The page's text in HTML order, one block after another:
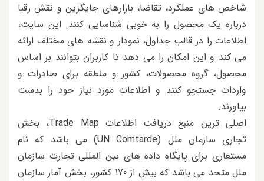
شاخص های عملکرد، تقاضا، بازارهای جایگزین و نقش رقبا
درباره یک محصول را به خوبی شناسایی کنند. این سایت،
اطلاعات را در قالب جداول، نمودار و نقشه های مختلف ارائه
می کند و این امکان را می دهد تا کاربران بتوانند بر اساس
محصول، گروه محصولات، کشور و منطقه برای صادرات و
واردات جستجو کنند و اطلاعات مورد نیاز خود را بدست
بیاورند.
اصلی ترین منبع دریافت اطلاعات Trade Map، بخش
تجاری سازمان ملل (UN Comtarde) می باشد که نام
مستعاری برای پایگاه داده های بین المللی تجارت سازمان
ملل متحد می باشد که بیش از 170 کشور، بخش آمار سازمان